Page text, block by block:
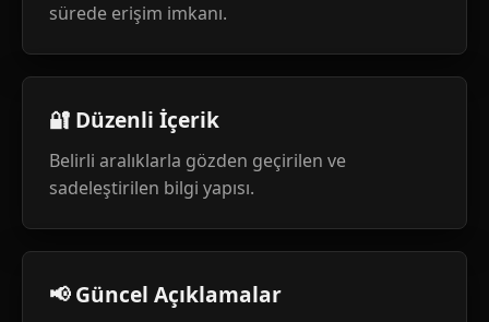
sürede erişim imkanı.
🔐 Düzenli İçerik
Belirli aralıklarla gözden geçirilen ve
sadeleştirilen bilgi yapısı.
📢 Güncel Açıklamalar